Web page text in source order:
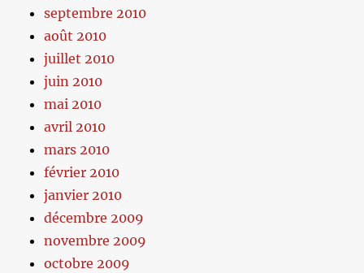
septembre 2010
août 2010
juillet 2010
juin 2010
mai 2010
avril 2010
mars 2010
février 2010
janvier 2010
décembre 2009
novembre 2009
octobre 2009